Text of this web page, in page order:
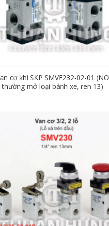
cơ khí SKP SMVF232-02-01 (NO
thường mở loại bánh xe, ren 13)